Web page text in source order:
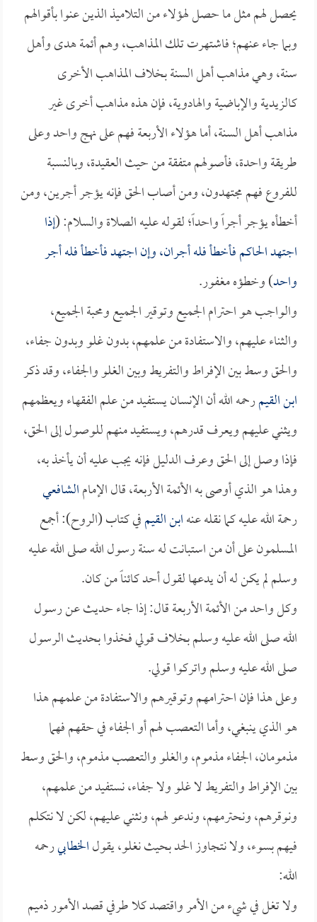
يحصل لهم مثل ما حصل لهؤلاء من التلاميذ الذين عنوا بأقوالهم
وبما جاء عنهم؛ فاشتهرت تلك المذاهب، وهم أئمة هدى وأهل
سنة، وهي مذاهب أهل السنة بخلاف المذاهب الأخرى
كالزيدية والإباضية والهادوية، فإن هذه مذاهب أخرى غير
مذاهب أهل السنة، أما هؤلاء الأربعة فهم على نهج واحد وعلى
طريقة واحدة، فأصولهم متفقة من حيث العقيدة، وبالنسبة
للفروع فهم مجتهدون، ومن أصاب الحق فإنه يؤجر أجرين، ومن
أخطأه يؤجر أجراً واحداً؛ لقوله عليه الصلاة والسلام: (إذا
اجتهد الحاكم فأخطأ فله أجران، وإن اجتهد فأخطأ فله أجر
واحد) وخطؤه مغفور.
والواجب هو احترام الجميع وتوقير الجميع ومحبة الجميع،
والثناء عليهم، والاستفادة من علمهم، بدون غلو وبدون جفاء،
والحق وسط بين الإفراط والتفريط وبين الغلو والجفاء، وقد ذكر
ابن القيمرحمه الله أن الإنسان يستفيد من علم الفقهاء ويعظمهم
ويثني عليهم ويعرف قدرهم، ويستفيد منهم للوصول إلى الحق،
فإذا وصل إلى الحق وعرف الدليل فإنه يجب عليه أن يأخذ به،
وهذا هو الذي أوصى به الأئمة الأربعة، قال الإمامالشافعي
رحمة الله عليه كما نقله عنهابن القيمفي كتاب (الروح): أجمع
المسلمون على أن من استبانت له سنة رسول الله صلى الله عليه
وسلم لم يكن له أن يدعها لقول أحد كائناً من كان.
وكل واحد من الأئمة الأربعة قال: إذا جاء حديث عن رسول
الله صلى الله عليه وسلم بخلاف قولي فخذوا بحديث الرسول
صلى الله عليه وسلم واتركوا قولي.
وعلى هذا فإن احترامهم وتوقيرهم والاستفادة من علمهم هذا
هو الذي ينبغي، وأما التعصب لهم أو الجفاء في حقهم فهما
مذمومان، الجفاء مذموم، والغلو والتعصب مذموم، والحق وسط
بين الإفراط والتفريط لا غلو ولا جفاء، نستفيد من علمهم،
ونوقرهم، ونحترمهم، وندعو لهم، ونثني عليهم، لكن لا نتكلم
فيهم بسوء، ولا نتجاوز الحد بحيث نغلو، يقولالخطابيرحمه
الله:
ولا تغل في شيء من الأمر واقتصد كلا طرفي قصد الأمور ذميم